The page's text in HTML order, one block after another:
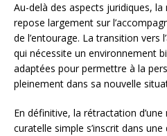
Au-delà des aspects juridiques, la
repose largement sur
de l’entourage. La transition vers
qui nécessite un environnement
adaptées pour permettre à la
pleinement dans sa nouvelle
En définitive, la rétractation
curatelle simple s’inscrit dans